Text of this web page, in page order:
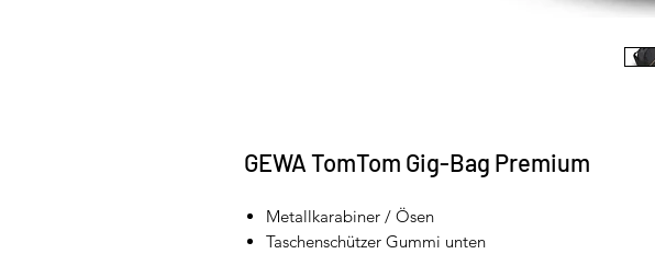
GEWA TomTom Gig-Bag Premium
Metallkarabiner / Ösen
Taschenschützer Gummi unten